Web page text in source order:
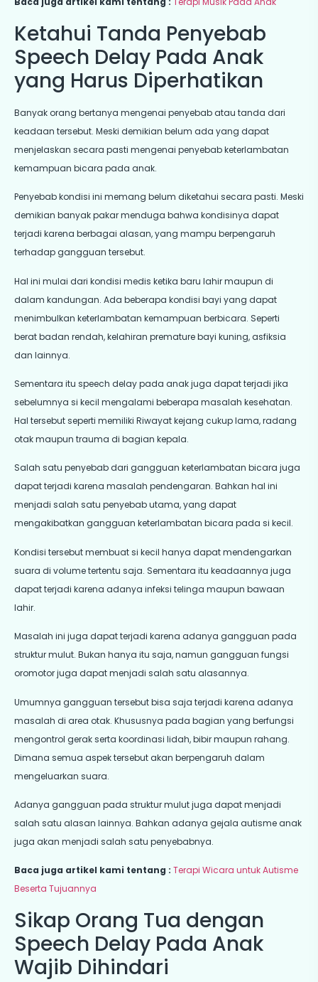
Ketahui Tanda Penyebab
Speech Delay Pada Anak
yang Harus Diperhatikan
Banyak orang bertanya mengenai penyebab atau tanda dari
keadaan tersebut. Meski demikian belum ada yang dapat
menjelaskan secara pasti mengenai penyebab keterlambatan
kemampuan bicara pada anak.
Penyebab kondisi ini memang belum diketahui secara pasti. Meski
demikian banyak pakar menduga bahwa kondisinya dapat
terjadi karena berbagai alasan, yang mampu berpengaruh
terhadap gangguan tersebut.
Hal ini mulai dari kondisi medis ketika baru lahir maupun di
dalam kandungan. Ada beberapa kondisi bayi yang dapat
menimbulkan keterlambatan kemampuan berbicara. Seperti
berat badan rendah, kelahiran premature bayi kuning, asfiksia
dan lainnya.
Sementara itu speech delay pada anak juga dapat terjadi jika
sebelumnya si kecil mengalami beberapa masalah kesehatan.
Hal tersebut seperti memiliki Riwayat kejang cukup lama, radang
otak maupun trauma di bagian kepala.
Salah satu penyebab dari gangguan keterlambatan bicara juga
dapat terjadi karena masalah pendengaran. Bahkan hal ini
menjadi salah satu penyebab utama, yang dapat
mengakibatkan gangguan keterlambatan bicara pada si kecil.
Kondisi tersebut membuat si kecil hanya dapat mendengarkan
suara di volume tertentu saja. Sementara itu keadaannya juga
dapat terjadi karena adanya infeksi telinga maupun bawaan
lahir.
Masalah ini juga dapat terjadi karena adanya gangguan pada
struktur mulut. Bukan hanya itu saja, namun gangguan fungsi
oromotor juga dapat menjadi salah satu alasannya.
Umumnya gangguan tersebut bisa saja terjadi karena adanya
masalah di area otak. Khususnya pada bagian yang berfungsi
mengontrol gerak serta koordinasi lidah, bibir maupun rahang.
Dimana semua aspek tersebut akan berpengaruh dalam
mengeluarkan suara.
Adanya gangguan pada struktur mulut juga dapat menjadi
salah satu alasan lainnya. Bahkan adanya gejala autisme anak
juga akan menjadi salah satu penyebabnya.
Baca juga artikel kami tentang : Terapi Wicara untuk Autisme
Beserta Tujuannya
Sikap Orang Tua dengan
Speech Delay Pada Anak
Wajib Dihindari